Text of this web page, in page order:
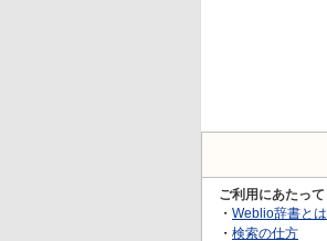
ご利用にあたって
・ Weblio辞書とは
・ 検索の仕方